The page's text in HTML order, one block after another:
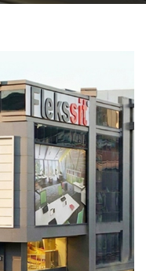
Haziran 22, 2026
Bölge
Yeni
koşulsuz müşteri
ağımızı daha
güçlendirmek...